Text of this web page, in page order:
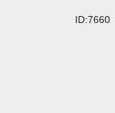
ID:7660